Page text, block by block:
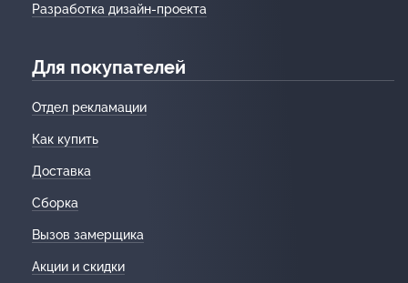
Разработка дизайн-проекта
Для покупателей
Отдел рекламации
Как купить
Доставка
Сборка
Вызов замерщика
Акции и скидки